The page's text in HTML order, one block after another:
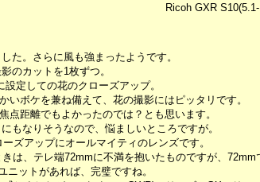
Ricoh GXR
た。さらに風も強まったようです。
のカットを1枚ずつ。
定しての花のクローズアップ。
いボケを兼ね備えて、花の撮影にはピッタリです。
点距離でもよかったのでは？とも思います。
もなりそうなので、悩ましいところですが。
ズアップにオールマイティのレンズです。
は、テレ端72mmに不満を抱いたものですが、
ニットがあれば、完璧ですね。